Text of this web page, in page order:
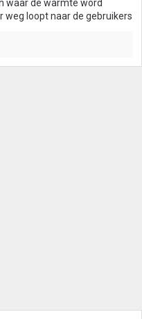
waar de warmte word
weg loopt naar de gebruikers